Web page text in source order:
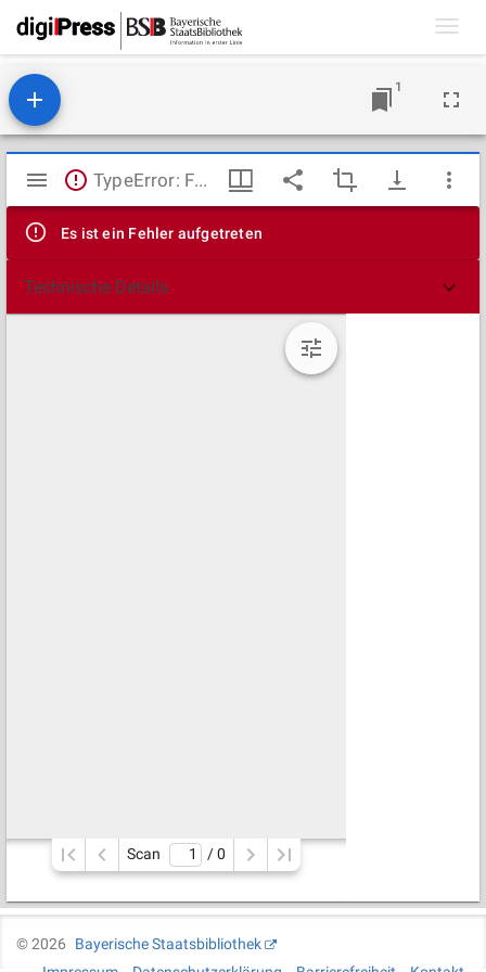
1
Mirador
Viewer
TypeError: Failed to fetch
Es ist ein Fehler aufgetreten
Technische Details
Scan / 0
©2026
Bayerische Staatsbibliothek